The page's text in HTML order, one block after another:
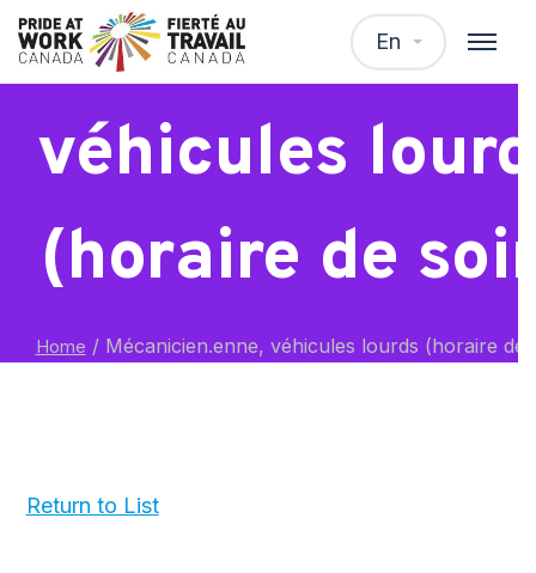
En
véhicules
(horaire de
Home /Mécanicien.enne, véhicules lourds (horaire de
Return to List